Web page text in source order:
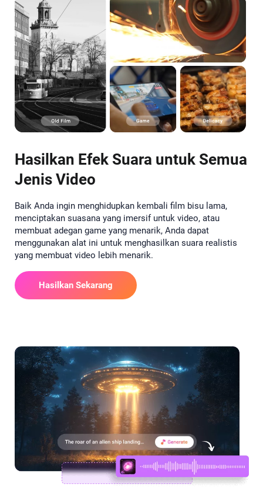
Hasilkan Efek Suara untuk Semua
Jenis Video
Baik Anda ingin menghidupkan kembali film bisu lama,
menciptakan suasana yang imersif untuk video, atau
membuat adegan game yang menarik, Anda dapat
menggunakan alat ini untuk menghasilkan suara realistis
yang membuat video lebih menarik.
Hasilkan Sekarang